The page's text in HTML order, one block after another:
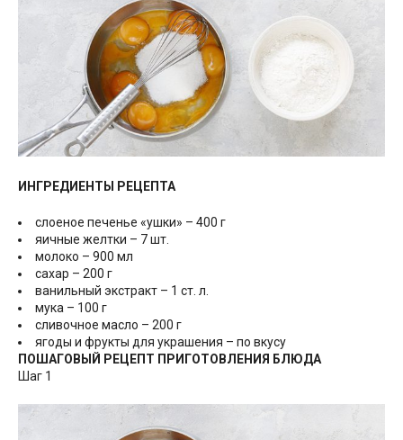
ИНГРЕДИЕНТЫ РЕЦЕПТА
слоеное печенье «ушки» – 400 г
яичные желтки – 7 шт.
молоко – 900 мл
сахар – 200 г
ванильный экстракт – 1 ст. л.
мука – 100 г
сливочное масло – 200 г
ягоды и фрукты для украшения – по вкусу
ПОШАГОВЫЙ РЕЦЕПТ ПРИГОТОВЛЕНИЯ БЛЮДА
Шаг 1